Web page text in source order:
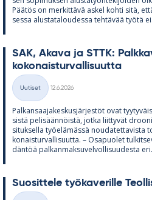
Pää­tös on mer­kit­tävä as­kel kohti sitä,
sessa alus­ta­ta­lou­dessa teh­tä­vää työtä
SAK, Akava ja STTK:
ko­ko­nais­tur­val­li­suutta
Kategoriat
Uutiset
12.6.2026
Pal­kan­saa­ja­kes­kus­jär­jes­töt ovat
sistä pe­li­sään­nöistä, jotka liit­ty­vät
si­tuk­sella työ­elä­mässä nou­da­tet­ta­vista
ko­nais­tur­val­li­suutta. – Os­a­puo­let
dän­töä pal­kan­mak­su­vel­vol­li­suu­desta
Suo­sit­tele työ­ka­ve­rille